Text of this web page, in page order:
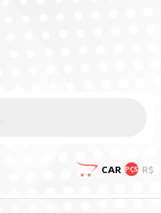
CAR PÇS R$